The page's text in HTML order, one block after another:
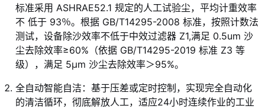
标准采用 ASHRAE52.1 规定的人工试验尘，平均计重效率
不 低于 93％。根据 GB/T14295-2008 标准，按照计数法
测试，设备除沙效率不低于中效过滤器 Z1,满足 0.5um 沙
尘去除效率≥60%（依据 GB/T14295-2019 标准 Z3 等
级），满足 5μm 沙尘去除效率＞95%。
全自动智能自洁：基于压差或定时控制，实现完全自动化
的清洁循环，彻底解放人工，适应24小时连续作业的工业